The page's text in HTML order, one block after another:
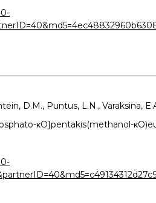
D.M., Puntus, L.N., Varaksina,
κO]pentakis(methanol-